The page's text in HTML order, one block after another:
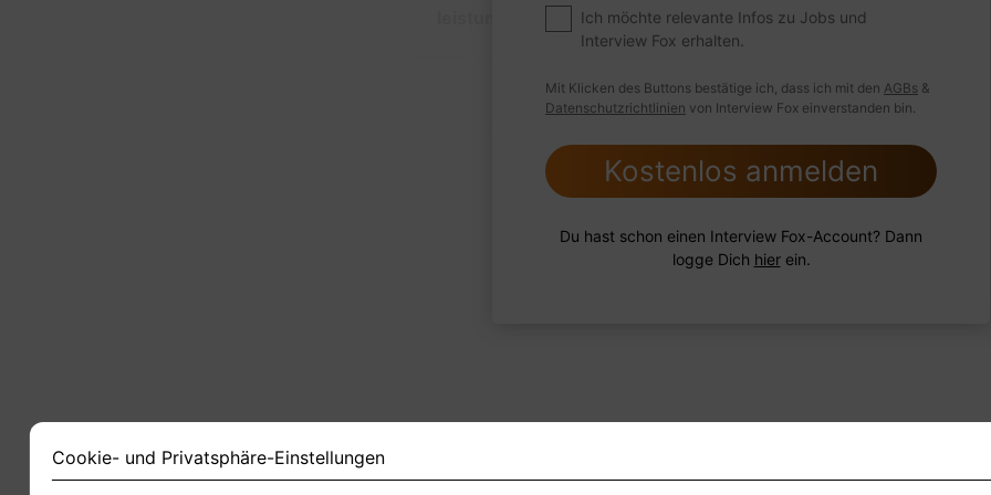
leistungsschwachen Mitarbeiter hatten?
Ich möchte relevante Infos zu Jobs und
Interview Fox erhalten.
Mit Klicken des Buttons bestätige ich, dass ich mit den AGBs &
Datenschutzrichtlinien von Interview Fox einverstanden bin.
Kostenlos anmelden
Du hast schon einen Interview Fox-Account? Dann
logge Dich hierein.
Cookie- und Privatsphäre-Einstellungen